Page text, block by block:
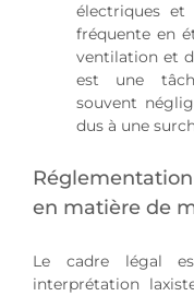
électriques et
fréquente en
ventilation et
est une
souvent
dus à une
en matière de
Le cadre légal
interprétation